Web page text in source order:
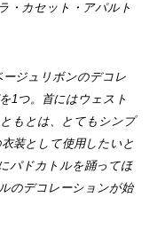
・カセット・アパルト
ジュリボンのデコレ
1つ。首にはウェスト
ともとは、とてもシンプ
装として使用したいと
パドカトルを踊ってほ
のデコレーションが始